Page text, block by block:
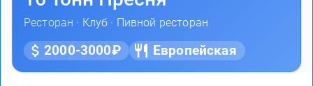
Ресторан · Клуб · Пивной ресторан
2000-3000₽ Европейская